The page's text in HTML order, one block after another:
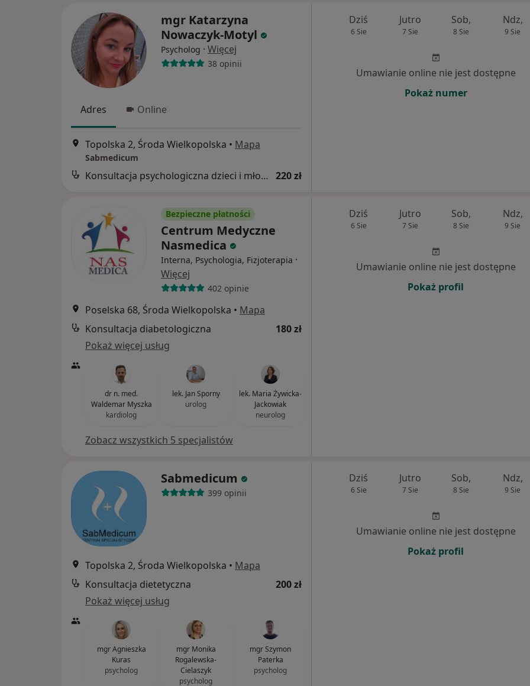
mgr Katarzyna
Nowaczyk-Motyl
Psycholog · Więcej
38 opinii
Adres Online
Topolska 2, Środa Wielkopolska • Mapa
Sabmedicum
Konsultacja psychologiczna dzieci i młodzieży 220 zł
Dziś
6 Sie
Jutro
7 Sie
Sob,
8 Sie
Ndz,
9 Sie
Umawianie online nie jest dostępne
Pokaż numer
Bezpieczne płatności
Centrum Medyczne
Nasmedica
Interna, Psychologia, Fizjoterapia ·
Więcej
402 opinie
Poselska 68, Środa Wielkopolska • Mapa
Konsultacja diabetologiczna
180 zł
Pokaż więcej usług
dr n. med.
Waldemar Myszka
kardiolog
lek. Jan Sporny
urolog
lek. Maria Żywicka-
Jackowiak
neurolog
Zobacz wszystkich 5 specjalistów
Dziś
6 Sie
Jutro
7 Sie
Sob,
8 Sie
Ndz,
9 Sie
Umawianie online nie jest dostępne
Pokaż profil
Sabmedicum
399 opinii
Topolska 2, Środa Wielkopolska • Mapa
Konsultacja dietetyczna
200 zł
Pokaż więcej usług
mgr Agnieszka
Kuras
psycholog
mgr Monika
Rogalewska-
Cielaszyk
psycholog
mgr Szymon
Paterka
psycholog
Dziś
6 Sie
Jutro
7 Sie
Sob,
8 Sie
Ndz,
9 Sie
Umawianie online nie jest dostępne
Pokaż profil